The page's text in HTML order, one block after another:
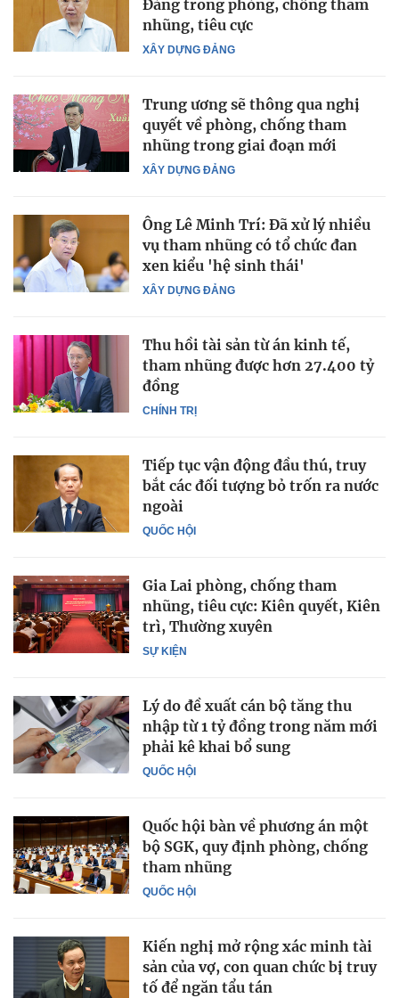
XÂY DỰNG ĐẢNG
Đảng trong phòng, chống tham
nhũng, tiêu cực
XÂY DỰNG ĐẢNG
Trung ương sẽ thông qua nghị
quyết về phòng, chống tham
nhũng trong giai đoạn mới
XÂY DỰNG ĐẢNG
Ông Lê Minh Trí: Đã xử lý nhiều
vụ tham nhũng có tổ chức đan
xen kiểu 'hệ sinh thái'
CHÍNH TRỊ
Thu hồi tài sản từ án kinh tế,
tham nhũng được hơn 27.400 tỷ
đồng
QUỐC HỘI
Tiếp tục vận động đầu thú, truy
bắt các đối tượng bỏ trốn ra nước
ngoài
SỰ KIỆN
Gia Lai phòng, chống tham
nhũng, tiêu cực: Kiên quyết, Kiên
trì, Thường xuyên
QUỐC HỘI
Lý do đề xuất cán bộ tăng thu
nhập từ 1 tỷ đồng trong năm mới
phải kê khai bổ sung
QUỐC HỘI
Quốc hội bàn về phương án một
bộ SGK, quy định phòng, chống
tham nhũng
Kiến nghị mở rộng xác minh tài
sản của vợ, con quan chức bị truy
tố để ngăn tẩu tán